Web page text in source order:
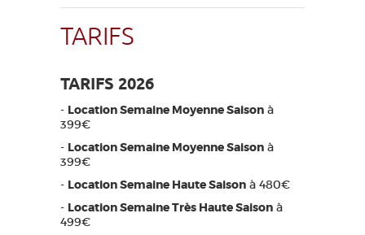
TARIFS
TARIFS 2026
- Location Semaine Moyenne Saison à
399€
- Location Semaine Moyenne Saison à
399€
- Location Semaine Haute Saison à 480€
- Location Semaine Très Haute Saison à
499€